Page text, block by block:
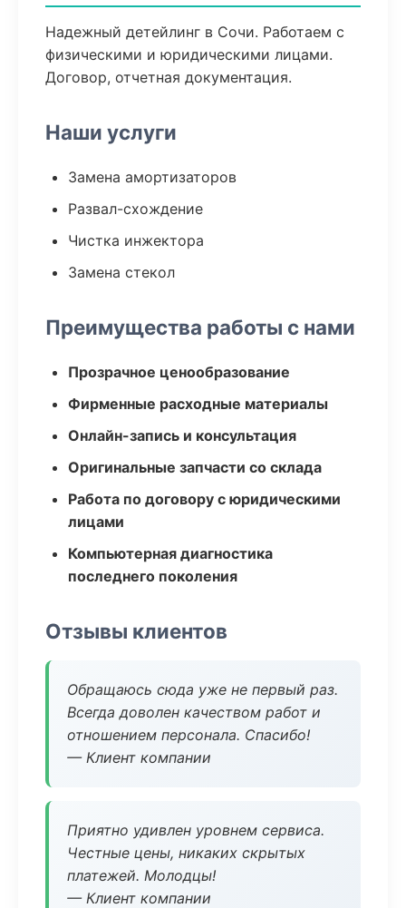
Надежный детейлинг в Сочи. Работаем с
физическими и юридическими лицами.
Договор, отчетная документация.
Наши услуги
Замена амортизаторов
Развал-схождение
Чистка инжектора
Замена стекол
Преимущества работы с нами
Прозрачное ценообразование
Фирменные расходные материалы
Онлайн-запись и консультация
Оригинальные запчасти со склада
Работа по договору с юридическими
лицами
Компьютерная диагностика
последнего поколения
Отзывы клиентов
Обращаюсь сюда уже не первый раз.
Всегда доволен качеством работ и
отношением персонала. Спасибо!
— Клиент компании
Приятно удивлен уровнем сервиса.
Честные цены, никаких скрытых
платежей. Молодцы!
— Клиент компании